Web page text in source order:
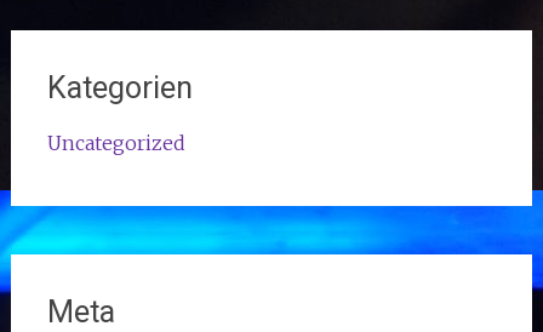
Kategorien
Uncategorized
Meta